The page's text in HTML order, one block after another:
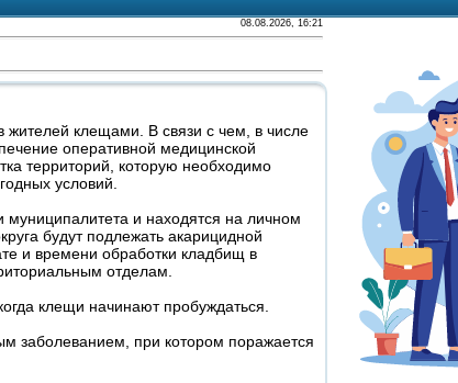
08.08.2026, 16:21
жителей клещами. В связи с чем, в числе
оперативной медицинской
территорий, которую необходимо
условий.
и находятся на личном
будут подлежать акарицидной
и времени обработки кладбищ в
отделам.
клещи начинают пробуждаться.
заболеванием, при котором поражается